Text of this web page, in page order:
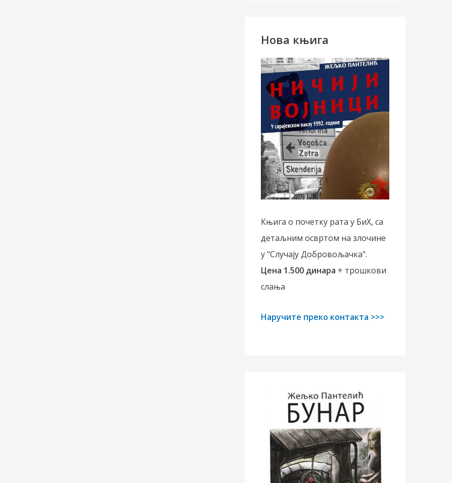
Нова књига
Књига о почетку рата у БиХ, са
детаљним освртом на злочине
у "Случају Добровољачка".
Цена 1.500 динара + трошкови
слања
Наручите преко контакта >>>